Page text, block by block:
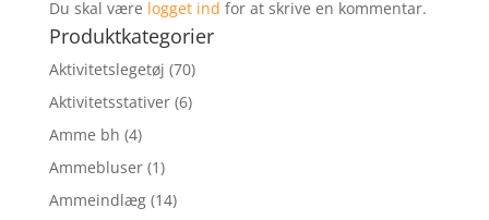
Du skal være logget ind for at skrive en kommentar.
Produktkategorier
Aktivitetslegetøj (70)
Aktivitetsstativer (6)
Amme bh (4)
Ammebluser (1)
Ammeindlæg (14)